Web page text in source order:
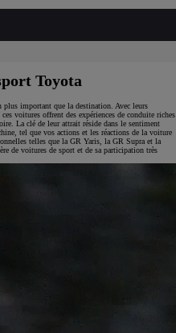
Toyota
plus important que la destination. Avec leurs
voitures offrent des expériences de conduite riches
La clé de leur attrait réside dans le sentiment
tel que vos actions et les réactions de la voiture
telles que la GR Yaris, la GR Supra et la
de voitures de sport et de sa participation très